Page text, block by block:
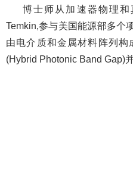
博士师从加速器物理
Temkin,参与美国能源部多个
由电介质和金属材料阵列
(Hybrid Photonic Band Gap)